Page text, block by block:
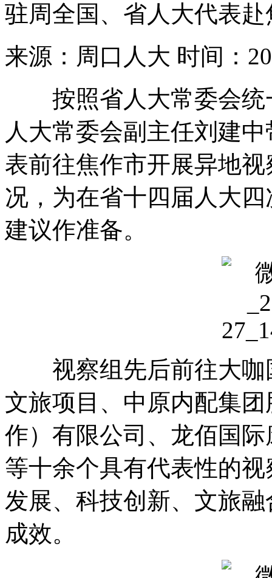
驻周全国、省人大代表
来源：周口人大 时间：
按照省人大常委会统
人大常委会副主任刘建
表前往焦作市开展异地视
况 ， 为在省十四届人大
建议作准备。
视察组先后前往大咖
文旅项目、中原内配集
作）有限公司、龙佰国
等十余个具有代表性的视
发展、科技创新、文旅
成效。